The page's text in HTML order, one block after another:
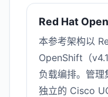
Red Hat
本参考架构以
OpenShift（
负载编排。管
独立的 Cisco